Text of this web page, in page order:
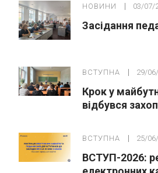
НОВИНИ 03/07/
Засідання
ВСТУПНА 29/
Крок у
відбувся
абітурієнтів
ВСТУПНА 25/
ВСТУП-2026: